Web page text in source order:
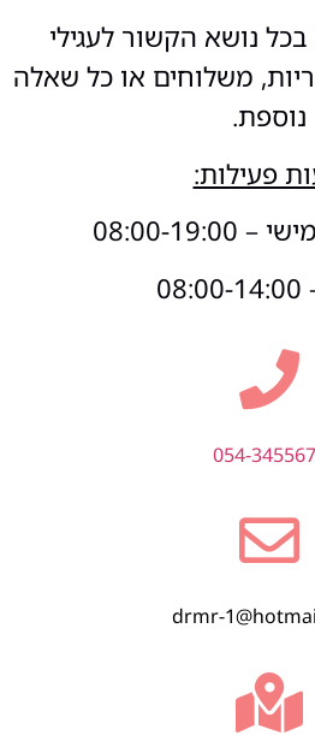
נושא הקשור לעגילי
משלוחים או כל שאלה
נוספת.
פעילות:
19:00
054-
drmr-